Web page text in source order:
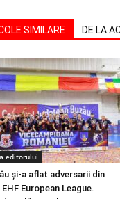
SIMILARE DE LA
editorului
și-a aflat adversarii din
European League.